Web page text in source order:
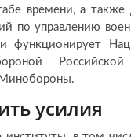
времени, а также
по управлению
функционирует
Минобороны.
усилия